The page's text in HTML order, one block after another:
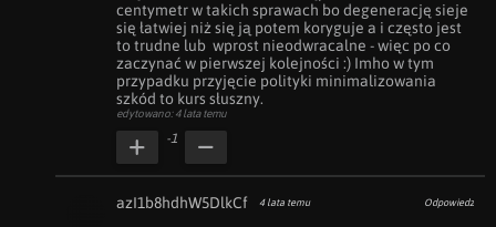
centymetr w takich sprawach bo degenerację sieje
się łatwiej niż się ją potem koryguje a i często jest
to trudne lub  wprost nieodwracalne - więc po co
zaczynać w pierwszej kolejności :) Imho w tym
przypadku przyjęcie polityki minimalizowania
szkód to kurs słuszny.
edytowano: 4 lata temu
-1
azI1b8hdhW5DlkCf 4 lata temu Odpowiedz